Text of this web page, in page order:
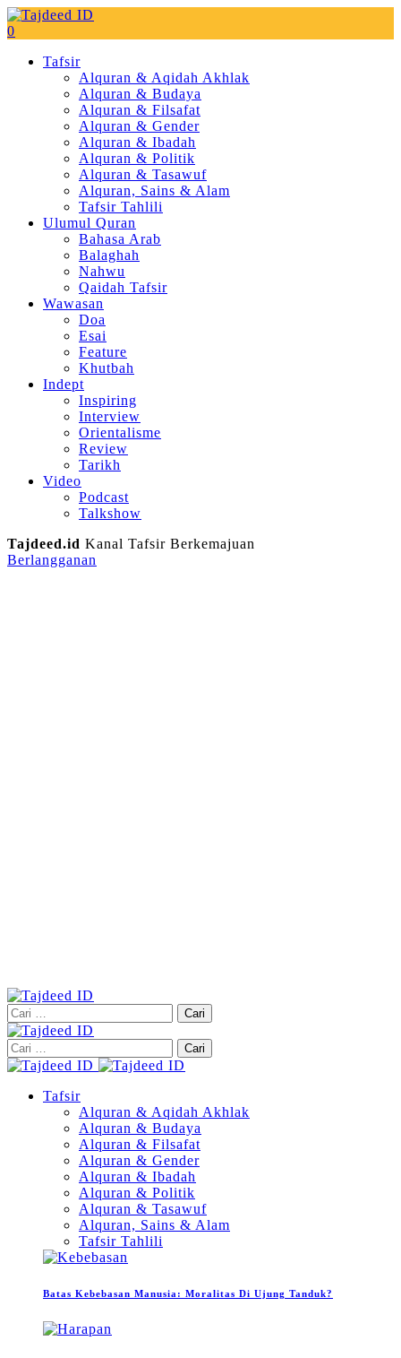
0
Tafsir
Alquran & Aqidah Akhlak
Alquran & Budaya
Alquran & Filsafat
Alquran & Gender
Alquran & Ibadah
Alquran & Politik
Alquran & Tasawuf
Alquran, Sains & Alam
Tafsir Tahlili
Ulumul Quran
Bahasa Arab
Balaghah
Nahwu
Qaidah Tafsir
Wawasan
Doa
Esai
Feature
Khutbah
Indept
Inspiring
Interview
Orientalisme
Review
Tarikh
Video
Podcast
Talkshow
Tajdeed.id Kanal Tafsir Berkemajuan
Berlangganan
Cari
untuk:
Cari
untuk:
Tafsir
Alquran & Aqidah Akhlak
Alquran & Budaya
Alquran & Filsafat
Alquran & Gender
Alquran & Ibadah
Alquran & Politik
Alquran & Tasawuf
Alquran, Sains & Alam
Tafsir Tahlili
Batas Kebebasan Manusia: Moralitas Di Ujung Tanduk?